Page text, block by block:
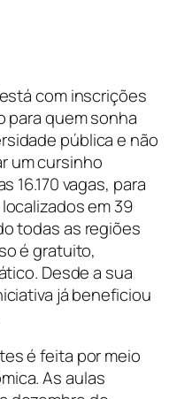
com inscrições
para quem sonha
pública e não
um cursinho
16.170 vagas, para
em 39
todas as regiões
é gratuito,
Desde a sua
já beneficiou
é feita por meio
As aulas